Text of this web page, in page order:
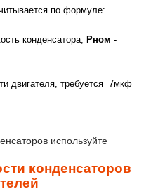
по формуле:
конденсатора, Рном -
двигателя, требуется 7мкф
используйте
конденсаторов